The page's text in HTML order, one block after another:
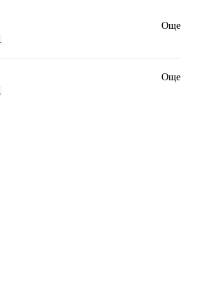
Още
Още